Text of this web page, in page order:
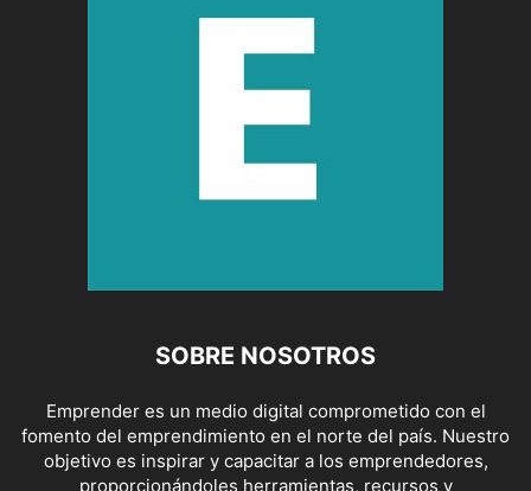
SOBRE NOSOTROS
Emprender es un medio digital comprometido con el
fomento del emprendimiento en el norte del país. Nuestro
objetivo es inspirar y capacitar a los emprendedores,
proporcionándoles herramientas, recursos y